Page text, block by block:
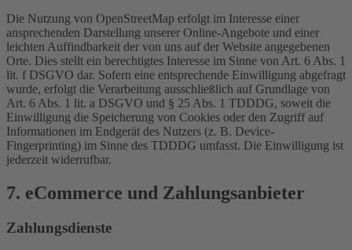
Die Nutzung von OpenStreetMap erfolgt im Interesse einer
ansprechenden Darstellung unserer Online-Angebote und einer
leichten Auffindbarkeit der von uns auf der Website angegebenen
Orte. Dies stellt ein berechtigtes Interesse im Sinne von Art. 6 Abs. 1
lit. f DSGVO dar. Sofern eine entsprechende Einwilligung abgefragt
wurde, erfolgt die Verarbeitung ausschließlich auf Grundlage von
Art. 6 Abs. 1 lit. a DSGVO und § 25 Abs. 1 TDDDG, soweit die
Einwilligung die Speicherung von Cookies oder den Zugriff auf
Informationen im Endgerät des Nutzers (z. B. Device-
Fingerprinting) im Sinne des TDDDG umfasst. Die Einwilligung ist
jederzeit widerrufbar.
7. eCommerce und Zahlungs­anbieter
Zahlungsdienste